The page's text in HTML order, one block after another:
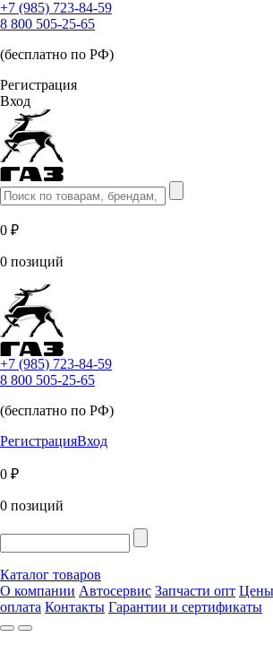
+7 (985) 723-84-59
8 800 505-25-65
(бесплатно по РФ)
Регистрация
Вход
0 ₽
0 позиций
+7 (985) 723-84-59
8 800 505-25-65
(бесплатно по РФ)
РегистрацияВход
0 ₽
0 позиций
Каталог товаров
О компании Автосервис Запчасти опт Цены
оплата Контакты Гарантии и сертификаты